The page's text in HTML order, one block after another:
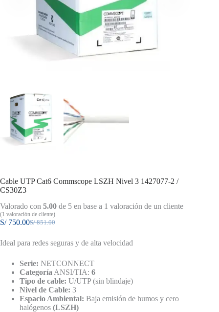
Cable UTP Cat6 Commscope LSZH Nivel 3 1427077-2 /
CS30Z3
Valorado con 5.00 de 5 en base a 1 valoración de un cliente
(1 valoración de cliente)
S/851.00
El
original
S/ 851.00.
S/750.00El
actual
S/ 750.00.
Ideal para redes seguras y de alta velocidad
Serie: NETCONNECT
Categoría ANSI/TIA: 6
Tipo de cable: U/UTP (sin blindaje)
Nivel de Cable: 3
Espacio Ambiental: Baja emisión de humos y cero
halógenos (LSZH)